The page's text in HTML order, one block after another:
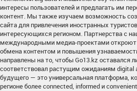
интересы пользователей и предлагать им
контент. Мы также изучаем возможность
сайта для привлечения иностранных
интересующихся регионом. Партнерства с
международными медиа-проектами
обмена контентом и повышения
направлены на то, чтобы Go13.kz оставался
соответствовал растущим ожиданиям digital
будущего — это универсальная платформа,
регионе более connected, informed и